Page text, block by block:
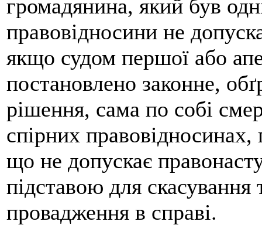
громадянина, який був
правовідносини не
якщо судом першої або
постановлено законне,
рішення, сама по собі
спірних
що не допускає
підставою для скасування
провадження в справі.